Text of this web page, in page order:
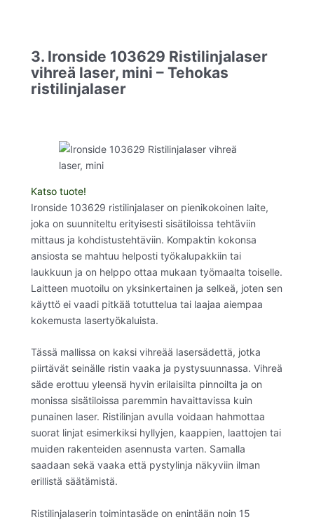
3. Ironside 103629 Ristilinjalaser
vihreä laser, mini – Tehokas
ristilinjalaser
Katso tuote!
Ironside 103629 ristilinjalaser on pienikokoinen laite,
joka on suunniteltu erityisesti sisätiloissa tehtäviin
mittaus ja kohdistustehtäviin. Kompaktin kokonsa
ansiosta se mahtuu helposti työkalupakkiin tai
laukkuun ja on helppo ottaa mukaan työmaalta toiselle.
Laitteen muotoilu on yksinkertainen ja selkeä, joten sen
käyttö ei vaadi pitkää totuttelua tai laajaa aiempaa
kokemusta lasertyökaluista.
Tässä mallissa on kaksi vihreää lasersädettä, jotka
piirtävät seinälle ristin vaaka ja pystysuunnassa. Vihreä
säde erottuu yleensä hyvin erilaisilta pinnoilta ja on
monissa sisätiloissa paremmin havaittavissa kuin
punainen laser. Ristilinjan avulla voidaan hahmottaa
suorat linjat esimerkiksi hyllyjen, kaappien, laattojen tai
muiden rakenteiden asennusta varten. Samalla
saadaan sekä vaaka että pystylinja näkyviin ilman
erillistä säätämistä.
Ristilinjalaserin toimintasäde on enintään noin 15